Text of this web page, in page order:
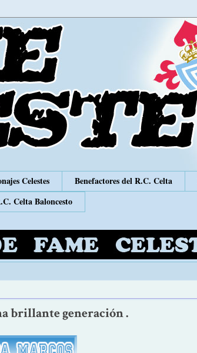
Celestes Benefactores del R.C. Celta
Celta Baloncesto
brillante generación .